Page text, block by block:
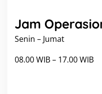
Jam
Senin – Jumat
08.00 WIB – 17.00 WIB